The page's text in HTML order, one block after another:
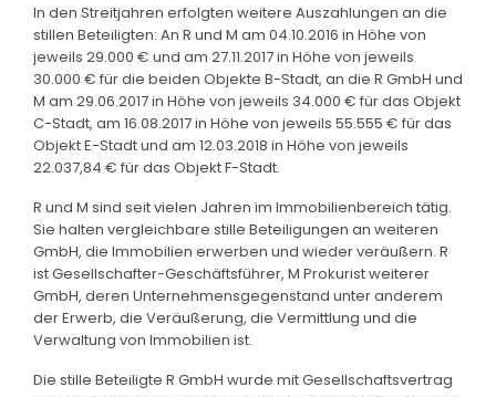
In den Streitjahren erfolgten weitere Auszahlungen an die
stillen Beteiligten: An R und M am 04.10.2016 in Höhe von
jeweils 29.000 € und am 27.11.2017 in Höhe von jeweils
30.000 € für die beiden Objekte B-Stadt, an die R GmbH und
M am 29.06.2017 in Höhe von jeweils 34.000 € für das Objekt
C-Stadt, am 16.08.2017 in Höhe von jeweils 55.555 € für das
Objekt E-Stadt und am 12.03.2018 in Höhe von jeweils
22.037,84 € für das Objekt F-Stadt.
R und M sind seit vielen Jahren im Immobilienbereich tätig.
Sie halten vergleichbare stille Beteiligungen an weiteren
GmbH, die Immobilien erwerben und wieder veräußern. R
ist Gesellschafter-Geschäftsführer, M Prokurist weiterer
GmbH, deren Unternehmensgegenstand unter anderem
der Erwerb, die Veräußerung, die Vermittlung und die
Verwaltung von Immobilien ist.
Die stille Beteiligte R GmbH wurde mit Gesellschaftsvertrag